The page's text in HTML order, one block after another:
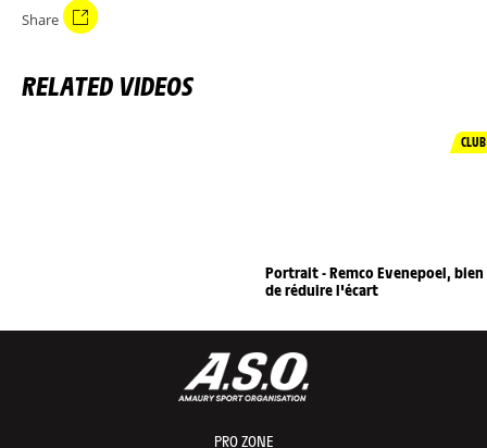
Share
RELATED VIDEOS
CLUB
Portrait - Remco Evenepoel, bien
de réduire l'écart
PRO ZONE